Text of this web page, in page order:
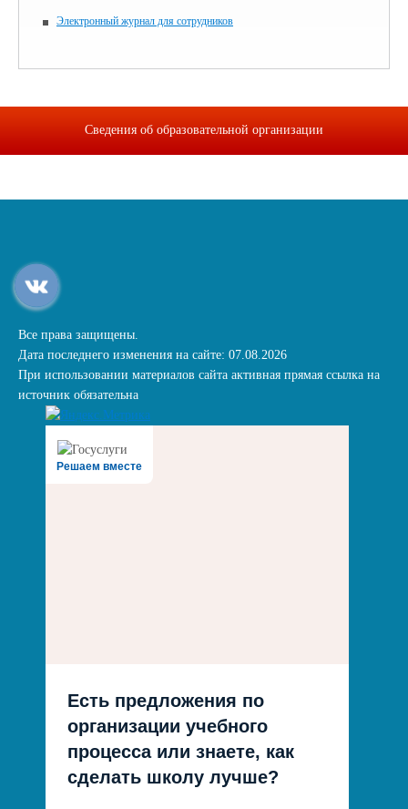
Электронный журнал для сотрудников
Сведения об образовательной организации
Все права защищены.
Дата последнего изменения на сайте: 07.08.2026
При использовании материалов сайта активная прямая ссылка на
источник обязательна
Решаем вместе
Есть предложения по
организации учебного
процесса или знаете, как
сделать школу лучше?